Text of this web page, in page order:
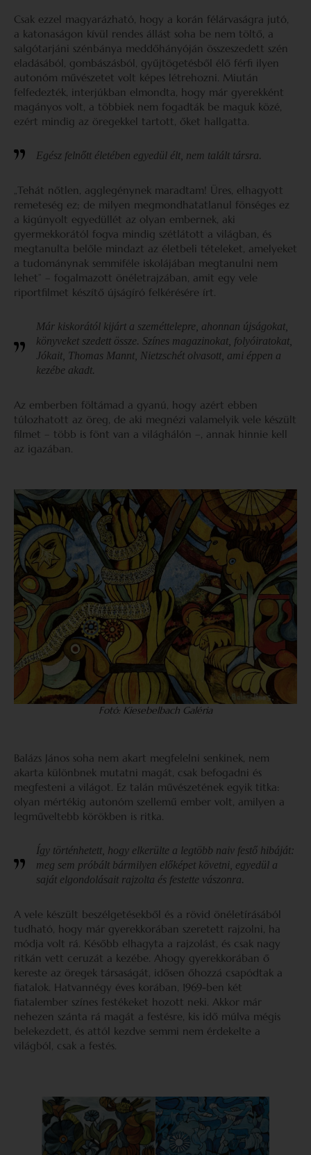
Csak ezzel magyarázható, hogy a korán félárvaságra jutó,
a katonaságon kívül rendes állást soha be nem töltő, a
salgótarjáni szénbánya meddőhányóján összeszedett szén
eladásából, gombászásból, gyűjtögetésből élő férfi ilyen
autonóm művészetet volt képes létrehozni. Miután
felfedezték, interjúkban elmondta, hogy már gyerekként
magányos volt, a többiek nem fogadták be maguk közé,
ezért mindig az öregekkel tartott, őket hallgatta.
Egész felnőtt életében egyedül élt, nem talált társra.
„Tehát nőtlen, agglegénynek maradtam! Üres, elhagyott
remeteség ez; de milyen megmondhatatlanul fönséges ez
a kigúnyolt egyedüllét az olyan embernek, aki
gyermekkorától fogva mindig szétlátott a világban, és
megtanulta belőle mindazt az életbeli tételeket, amelyeket
a tudománynak semmiféle iskolájában megtanulni nem
lehet” – fogalmazott önéletrajzában, amit egy vele
riportfilmet készítő újságíró felkérésére írt.
Már kiskorától kijárt a szeméttelepre, ahonnan újságokat,
könyveket szedett össze. Színes magazinokat, folyóiratokat,
Jókait, Thomas Mannt, Nietzschét olvasott, ami éppen a
kezébe akadt.
Az emberben föltámad a gyanú, hogy azért ebben
túlozhatott az öreg, de aki megnézi valamelyik vele készült
filmet – több is fönt van a világhálón –, annak hinnie kell
az igazában.
Fotó: Kiesebelbach Galéria
Balázs János soha nem akart megfelelni senkinek, nem
akarta különbnek mutatni magát, csak befogadni és
megfesteni a világot. Ez talán művészetének egyik titka:
olyan mértékig autonóm szellemű ember volt, amilyen a
legműveltebb körökben is ritka.
Így történhetett, hogy elkerülte a legtöbb naiv festő hibáját:
meg sem próbált bármilyen előképet követni, egyedül a
saját elgondolásait rajzolta és festette vászonra.
A vele készült beszélgetésekből és a rövid önéletírásából
tudható, hogy már gyerekkorában szeretett rajzolni, ha
módja volt rá. Később elhagyta a rajzolást, és csak nagy
ritkán vett ceruzát a kezébe. Ahogy gyerekkorában ő
kereste az öregek társaságát, idősen őhozzá csapódtak a
fiatalok. Hatvannégy éves korában, 1969-ben két
fiatalember színes festékeket hozott neki. Akkor már
nehezen szánta rá magát a festésre, kis idő múlva mégis
belekezdett, és attól kezdve semmi nem érdekelte a
világból, csak a festés.